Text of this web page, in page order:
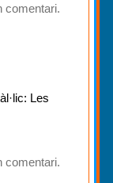
comentari.
Les
comentari.